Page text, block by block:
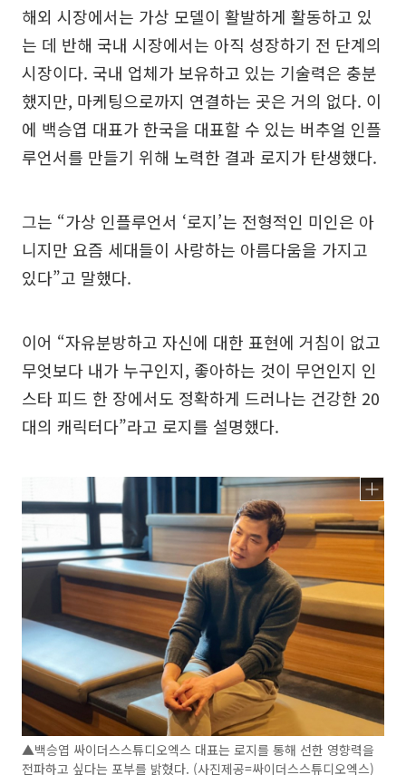
해외 시장에서는 가상 모델이 활발하게 활동하고 있
는 데 반해 국내 시장에서는 아직 성장하기 전 단계의
시장이다. 국내 업체가 보유하고 있는 기술력은 충분
했지만, 마케팅으로까지 연결하는 곳은 거의 없다. 이
에 백승엽 대표가 한국을 대표할 수 있는 버추얼 인플
루언서를 만들기 위해 노력한 결과 로지가 탄생했다.
그는 “가상 인플루언서 ‘로지’는 전형적인 미인은 아
니지만 요즘 세대들이 사랑하는 아름다움을 가지고
있다”고 말했다.
이어 “자유분방하고 자신에 대한 표현에 거침이 없고
무엇보다 내가 누구인지, 좋아하는 것이 무언인지 인
스타 피드 한 장에서도 정확하게 드러나는 건강한 20
대의 캐릭터다”라고 로지를 설명했다.
▲백승엽 싸이더스스튜디오엑스 대표는 로지를 통해 선한 영향력을
전파하고 싶다는 포부를 밝혔다. (사진제공=싸이더스스튜디오엑스)